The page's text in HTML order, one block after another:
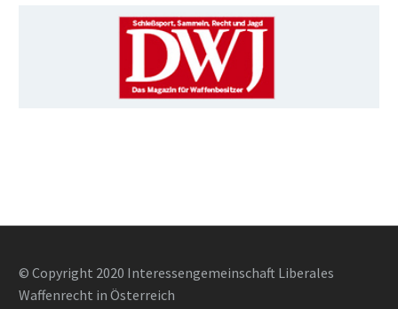
© Copyright 2020 Interessengemeinschaft Liberales
Waffenrecht in Österreich